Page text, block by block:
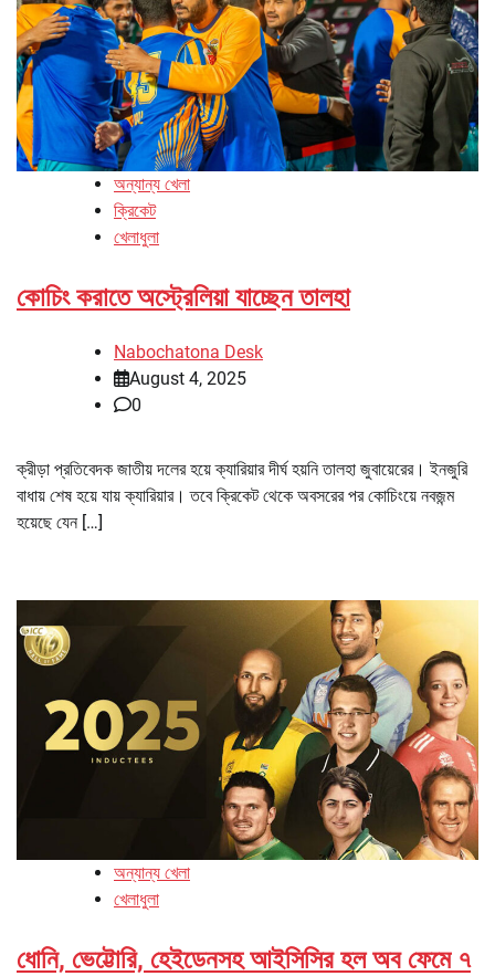
অন্যান্য খেলা
ক্রিকেট
খেলাধুলা
কোচিং করাতে অস্ট্রেলিয়া যাচ্ছেন তালহা
Nabochatona Desk
August 4, 2025
0
ক্রীড়া প্রতিবেদক জাতীয় দলের হয়ে ক্যারিয়ার দীর্ঘ হয়নি তালহা জুবায়েরের। ইনজুরি
বাধায় শেষ হয়ে যায় ক্যারিয়ার। তবে ক্রিকেট থেকে অবসরের পর কোচিংয়ে নবজন্ম
হয়েছে যেন […]
অন্যান্য খেলা
খেলাধুলা
ধোনি, ভেট্টোরি, হেইডেনসহ আইসিসির হল অব ফেমে ৭